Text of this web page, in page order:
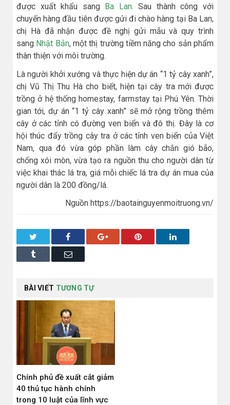
được xuất khẩu sang
Ba Lan. Sau thành công với
chuyến hàng đầu tiên được gửi đi chào hàng tại Ba Lan,
chị Hà đã nhận được đề nghị gửi mẫu và quy trình
sang Nhật Bản, một thị trường tiềm năng cho sản phẩm
thân thiện với môi trường.
Là người khởi xướng và thực hiện dự án “1 tỷ cây xanh”,
chị Vũ Thị Thu Hà cho biết, hiện tại cây tra mới được
trồng ở hệ thống homestay, farmstay tại Phú Yên. Thời
gian tới, dự án “1 tỷ cây xanh” sẽ mở rộng trồng thêm
cây ở các tỉnh có đường ven biển và đô thị. Đây là cơ
hội thúc đẩy trồng cây tra ở các tỉnh ven biển của Việt
Nam, qua đó vừa góp phần làm cây chắn gió bão,
chống xói mòn, vừa tạo ra nguồn thu cho người dân từ
việc khai thác lá tra, giá mỗi chiếc lá tra dự án mua của
người dân là 200 đồng/lá.
Nguồn https://baotainguyenmoitruong.vn/
Facebook Google+ Pinterest LinkedIn
Tumblr Email
BÀI VIẾT TƯƠNG TỰ
Chính phủ đề xuất cắt giảm
40 thủ tục hành chính
trong 10 luật của lĩnh vực